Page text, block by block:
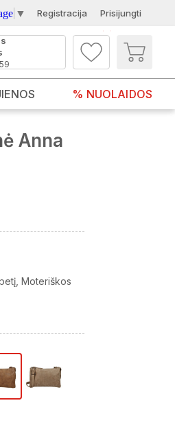
▼ Registracija Prisijungti
% NUOLAIDOS
Anna
Moteriškos